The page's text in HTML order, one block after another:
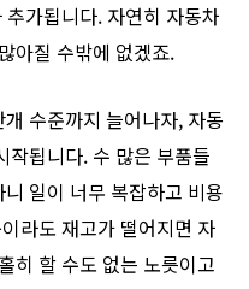
가됩니다. 자연히 자동차
아질 수밖에 없겠죠.
수준까지 늘어나자, 자동
작됩니다. 수 많은 부품들
일이 너무 복잡하고 비용
라도 재고가 떨어지면 자
히 할 수도 없는 노릇이고